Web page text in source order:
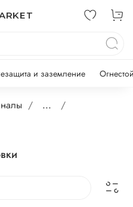
и заземление
...